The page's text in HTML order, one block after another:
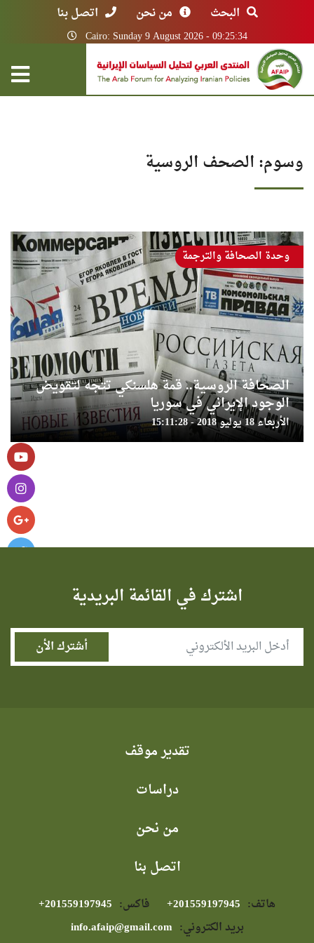
البحث من نحن اتصل بنا
Cairo: Sunday 9 August 2026 - 09:25:34
وسوم: الصحف الروسية
الصحافة الروسية.. قمة هلسنكي تتجه لتقويض
الوجود الإيراني في سوريا
الأربعاء 18 يوليو 2018 - 15:11:28
وحدة الصحافة والترجمة
اشترك في القائمة البريدية
تقدير موقف
دراسات
من نحن
اتصل بنا
هاتف: فاكس:
بريد الكتروني: info.afaip@gmail.com